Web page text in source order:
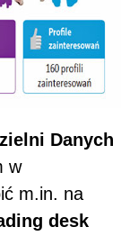
Danych
w
m.in. na
desk